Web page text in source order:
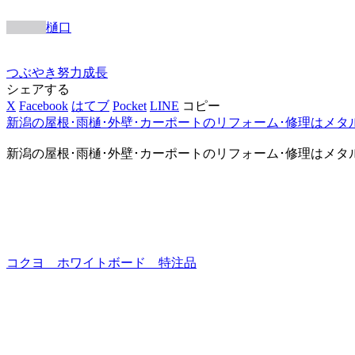
樋口
つぶやき努力 成長
シェアする
X Facebook はてブ Pocket LINE コピー
新潟の屋根･雨樋･外壁･カーポートのリフォーム･修理はメタ
新潟の屋根･雨樋･外壁･カーポートのリフォーム･修理はメタ
コクヨ ホワイトボード 特注品